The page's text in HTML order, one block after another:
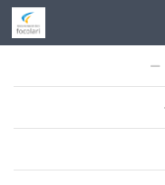
Skip to content